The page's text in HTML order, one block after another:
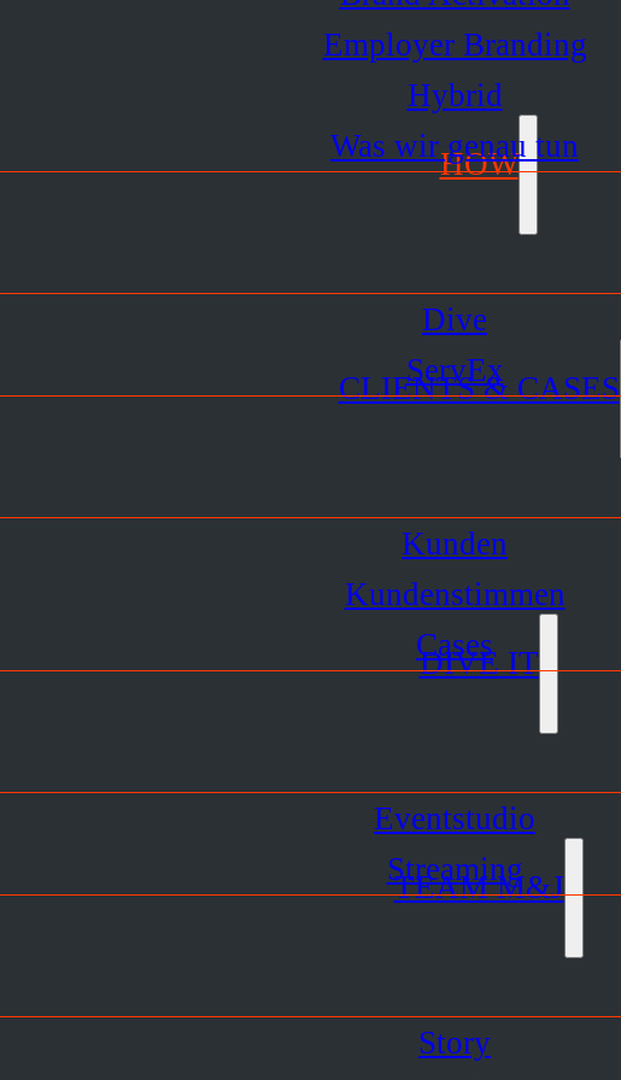
Employer Branding
Hybrid
Was wir genau tun
HOW
Dive
ServEx
CLIENTS & CASES
Kunden
Kundenstimmen
Cases
DIVE IT
Eventstudio
Streaming
TEAM M&J
Story